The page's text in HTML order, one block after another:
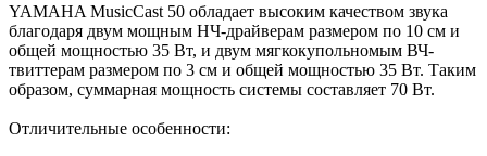
YAMAHA MusicCast 50 обладает высоким качеством звука
благодаря двум мощным НЧ-драйверам размером по 10 см и
общей мощностью 35 Вт, и двум мягкокупольномым ВЧ-
твиттерам размером по 3 см и общей мощностью 35 Вт. Таким
образом, суммарная мощность системы составляет 70 Вт.
Отличительные особенности: